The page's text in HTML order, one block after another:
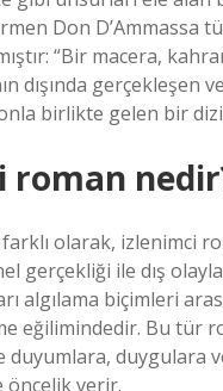
Don D’Ammassa
“Bir macera,
dışında gerçekleşen
birlikte gelen bir dizi
roman
olarak, izlenimci
gerçekliği ile dış
algılama biçimleri
eğilimindedir. Bu tür
duygulara
öncelik verir.